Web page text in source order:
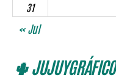
31
« Jul
🌵 JUJUYGRÁFICO